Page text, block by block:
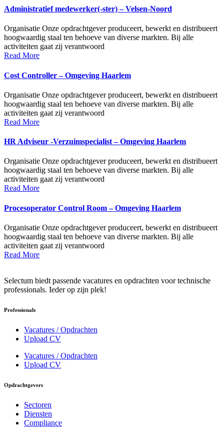
Administratief medewerker(-ster) – Velsen-Noord
Organisatie Onze opdrachtgever produceert, bewerkt en distribueert
hoogwaardig staal ten behoeve van diverse markten. Bij alle
activiteiten gaat zij verantwoord
Read More
Cost Controller – Omgeving Haarlem
Organisatie Onze opdrachtgever produceert, bewerkt en distribueert
hoogwaardig staal ten behoeve van diverse markten. Bij alle
activiteiten gaat zij verantwoord
Read More
HR Adviseur -Verzuimspecialist – Omgeving Haarlem
Organisatie Onze opdrachtgever produceert, bewerkt en distribueert
hoogwaardig staal ten behoeve van diverse markten. Bij alle
activiteiten gaat zij verantwoord
Read More
Procesoperator Control Room – Omgeving Haarlem
Organisatie Onze opdrachtgever produceert, bewerkt en distribueert
hoogwaardig staal ten behoeve van diverse markten. Bij alle
activiteiten gaat zij verantwoord
Read More
Selectum biedt passende vacatures en opdrachten voor technische
professionals. Ieder op zijn plek!
Professionals
Vacatures / Opdrachten
Upload CV
Vacatures / Opdrachten
Upload CV
Opdrachtgevers
Sectoren
Diensten
Compliance